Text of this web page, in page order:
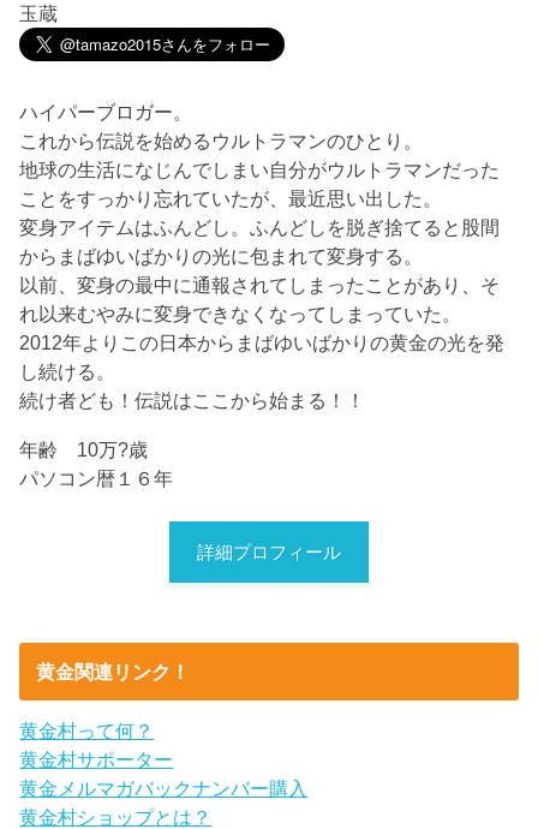
玉蔵
ハイパーブロガー。
これから伝説を始めるウルトラマンのひとり。
地球の生活になじんでしまい自分がウルトラマンだった
ことをすっかり忘れていたが、最近思い出した。
変身アイテムはふんどし。ふんどしを脱ぎ捨てると股間
からまばゆいばかりの光に包まれて変身する。
以前、変身の最中に通報されてしまったことがあり、そ
れ以来むやみに変身できなくなってしまっていた。
2012年よりこの日本からまばゆいばかりの黄金の光を発
し続ける。
続け者ども！伝説はここから始まる！！
年齢 10万?歳
パソコン暦１６年
詳細プロフィール
黄金関連リンク！
黄金村って何？
黄金村サポーター
黄金メルマガバックナンバー購入
黄金村ショップとは？